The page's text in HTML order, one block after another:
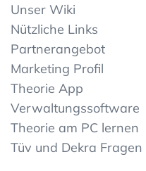
Unser Wiki
Nützliche Links
Partnerangebot
Marketing Profil
Theorie App
Verwaltungssoftware
Theorie am PC lernen
Tüv und Dekra Fragen